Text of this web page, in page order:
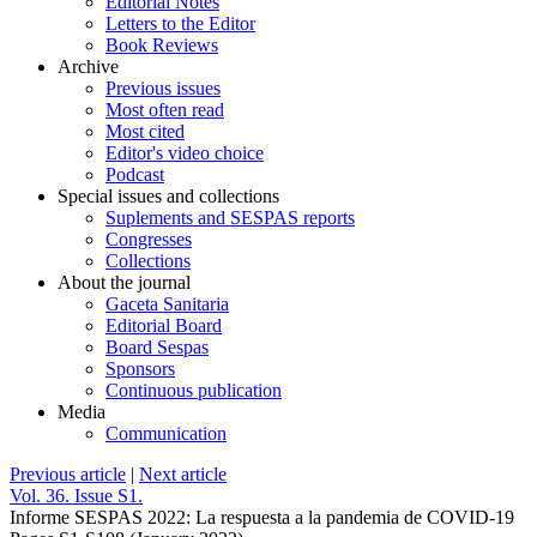
Letters to the Editor
Book Reviews
Archive
Previous issues
Most often read
Most cited
Editor's video choice
Podcast
Special issues and collections
Suplements and SESPAS reports
Congresses
Collections
About the journal
Gaceta Sanitaria
Editorial Board
Board Sespas
Sponsors
Continuous publication
Media
Communication
Previous article | Next article
Vol. 36. Issue S1.
Informe SESPAS 2022: La respuesta a la pandemia de COVID-19